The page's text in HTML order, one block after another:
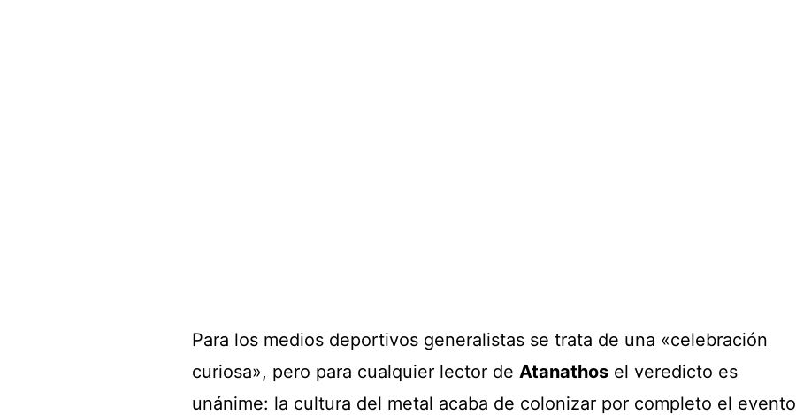
Para los medios deportivos generalistas se trata de una «celebración
curiosa», pero para cualquier lector de Atanathos el veredicto es
unánime: la cultura del metal acaba de colonizar por completo el evento